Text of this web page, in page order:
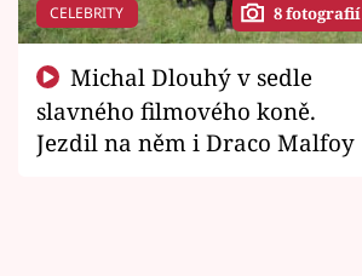
CELEBRITY 8 fotografií
slavného filmového koně.
Jezdil na něm i Draco Malfoy